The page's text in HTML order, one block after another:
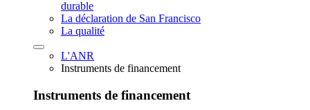
durable
La déclaration de San Francisco
La qualité
L'ANR
Instruments de financement
Instruments de financement